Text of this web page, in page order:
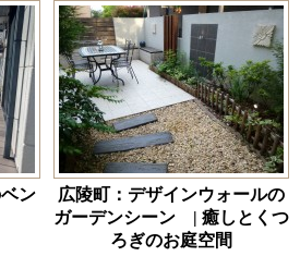
ン
広陵町：デザインウォールの
ガーデンシーン | 癒しとくつ
ろぎのお庭空間